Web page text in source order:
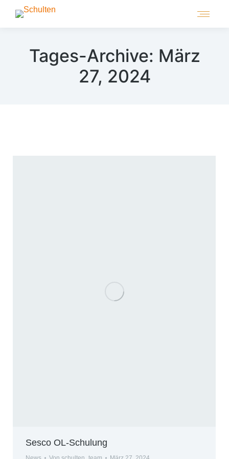
Tages-Archive: März
27, 2024
Sesco OL-Schulung